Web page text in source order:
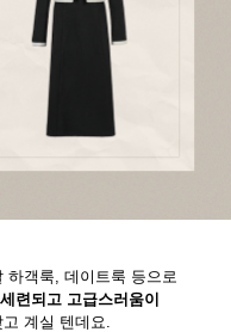
하객룩, 데이트룩 등으로
세련되고 고급스러움이
계실 텐데요.